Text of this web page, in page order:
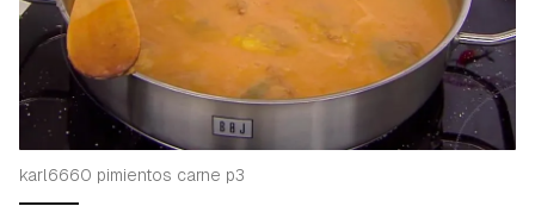
karl6660 pimientos carne p3